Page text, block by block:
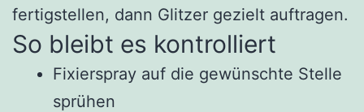
fertigstellen, dann Glitzer gezielt auftragen.
So bleibt es kontrolliert
Fixierspray auf die gewünschte Stelle
sprühen